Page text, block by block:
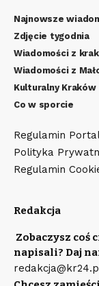
Najnowsze
Zdjęcie tygodnia
Wiadomości z
Wiadomości z
Kulturalny Kraków
Co w sporcie
Regulamin
Polityka
Regulamin
Redakcja
Zobaczysz coś
napisali? Daj